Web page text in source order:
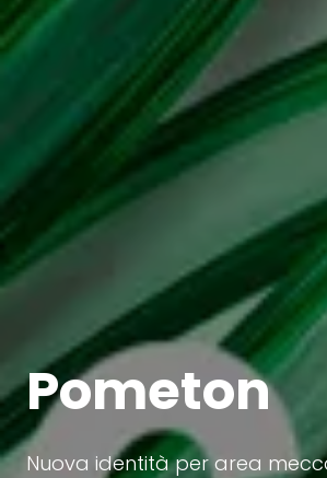
Pometon
Nuova identità per area